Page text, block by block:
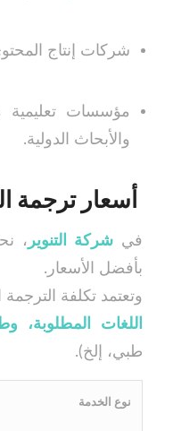
شركات إنتاج
مؤسسات
والأبحاث الدولية.
أسعار ترجمة
في شركة التنوير ،
بأفضل الأسعار.
وتعتمد تكلفة
اللغات المطلوبة،
طبي، إلخ).
نوع الخدمة